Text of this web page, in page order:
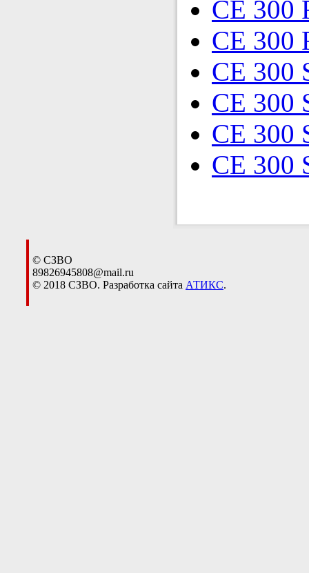
CE 300
CE 300
CE 300
CE 300
CE 300
CE 300
© СЗВО
89826945808@mail.ru
© 2018 СЗВО. Разработка сайта АТИКС.